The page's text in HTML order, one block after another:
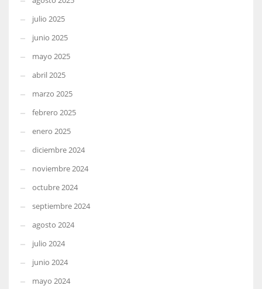
julio 2025
junio 2025
mayo 2025
abril 2025
marzo 2025
febrero 2025
enero 2025
diciembre 2024
noviembre 2024
octubre 2024
septiembre 2024
agosto 2024
julio 2024
junio 2024
mayo 2024